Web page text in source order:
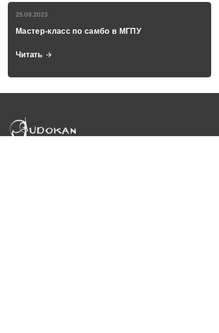
25.09.2023
Мастер-класс по самбо в МГПУ
Читать